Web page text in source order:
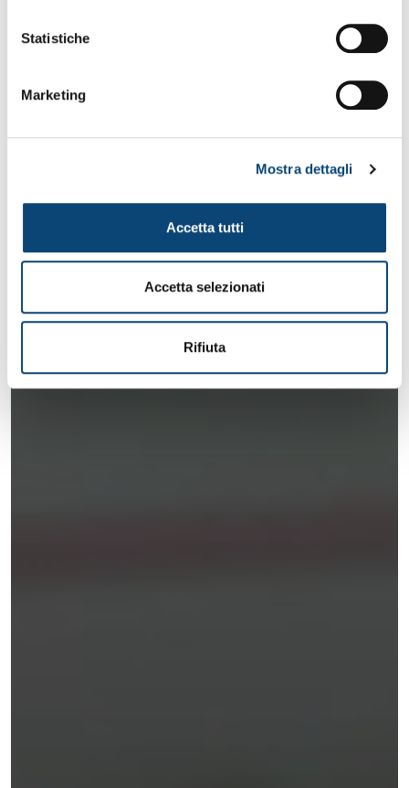
Statistiche
Marketing
Mostra dettagli
Accetta tutti
Accetta selezionati
Rifiuta